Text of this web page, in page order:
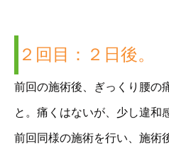
２回目：２日後。
前回の施術後、ぎっくり腰の
と。痛くはないが、少し違和
前回同様の施術を行い、施術